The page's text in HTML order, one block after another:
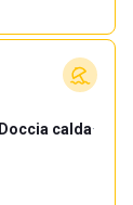
Doccia calda·